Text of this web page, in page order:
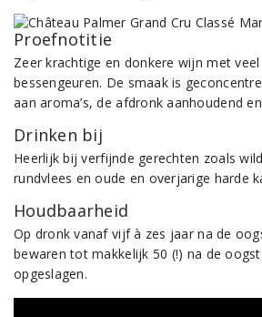
Proefnotitie
Zeer krachtige en donkere wijn met
bessengeuren. De smaak is
aan aroma’s, de afdronk aanhoudend
Drinken bij
Heerlijk bij verfijnde gerechten zoals
rundvlees en oude en overjarige harde
Houdbaarheid
Op dronk vanaf vijf à zes jaar na de
bewaren tot makkelijk 50 (!) na de
opgeslagen.